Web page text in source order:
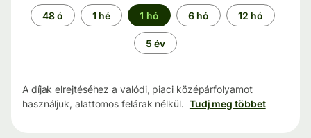
Időszak
48 ó 1 hé 1 hó 6 hó 12 hó
5 év
A díjak elrejtéséhez a valódi, piaci középárfolyamot
használjuk, alattomos felárak nélkül. Tudj meg többet